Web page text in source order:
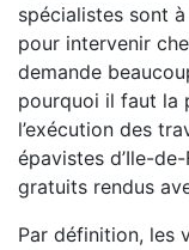
spécialistes sont
pour intervenir
demande
pourquoi il faut la
l’exécution des
épavistes d’Ile-
gratuits rendus
Par définition, les